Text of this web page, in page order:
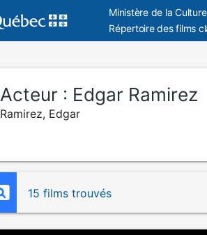
Ministère de la
Répertoire des films
Acteur : Edgar Ramirez
Ramirez, Edgar
15 films trouvés